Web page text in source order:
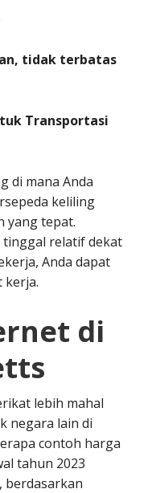
tidak terbatas
Transportasi
di mana Anda
keliling
yang tepat.
tinggal relatif dekat
Anda dapat
kerja.
di
lebih mahal
negara lain di
contoh harga
tahun 2023
berdasarkan